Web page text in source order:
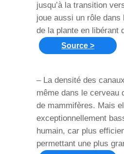
jusqu’à la transition
joue aussi un rôle dans
de la plante en libérant
Source >
– La densité des
même dans le cerveau
de mammifères. Mais
exceptionnellement
humain, car plus
permettant une plus